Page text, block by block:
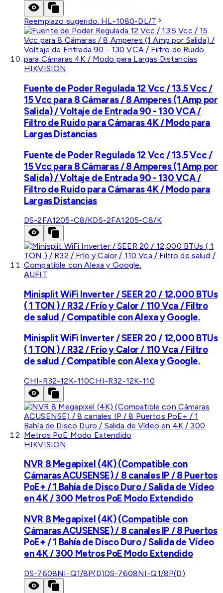
Reemplazo sugerido: HL-1080-DL/T
HIKVISION
Fuente de Poder Regulada 12 Vcc / 13.5 Vcc /
15 Vcc para 8 Cámaras / 8 Amperes (1 Amp por
Salida) / Voltaje de Entrada 90 - 130 VCA /
Filtro de Ruido para Cámaras 4K / Modo para
Largas Distancias
Fuente de Poder Regulada 12 Vcc / 13.5 Vcc /
15 Vcc para 8 Cámaras / 8 Amperes (1 Amp por
Salida) / Voltaje de Entrada 90 - 130 VCA /
Filtro de Ruido para Cámaras 4K / Modo para
Largas Distancias
DS-2FA1205-C8/KDS-2FA1205-C8/K
AUFIT
Minisplit WiFi Inverter / SEER 20 / 12,000 BTUs
( 1 TON ) / R32 / Frío y Calor / 110 Vca / Filtro
de salud / Compatible con Alexa y Google.
Minisplit WiFi Inverter / SEER 20 / 12,000 BTUs
( 1 TON ) / R32 / Frío y Calor / 110 Vca / Filtro
de salud / Compatible con Alexa y Google.
CHI-R32-12K-110CHI-R32-12K-110
HIKVISION
NVR 8 Megapixel (4K) (Compatible con
Cámaras ACUSENSE) / 8 canales IP / 8 Puertos
PoE+ / 1 Bahía de Disco Duro / Salida de Vídeo
en 4K / 300 Metros PoE Modo Extendido
NVR 8 Megapixel (4K) (Compatible con
Cámaras ACUSENSE) / 8 canales IP / 8 Puertos
PoE+ / 1 Bahía de Disco Duro / Salida de Vídeo
en 4K / 300 Metros PoE Modo Extendido
DS-7608NI-Q1/8P(D)DS-7608NI-Q1/8P(D)